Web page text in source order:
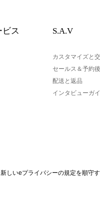
新しいeプライバシーの規定を順守
ビス S.A.V
カスタマイズと
セールス＆予約後
配送と返品
インタビューガ
のなら、私たちのニュースレタ
どる...